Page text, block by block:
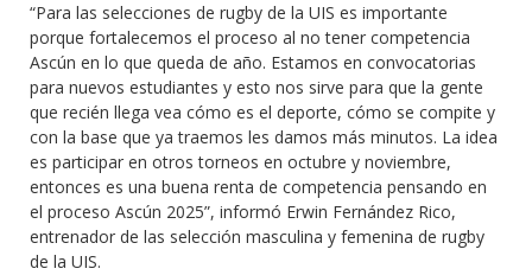
“Para las selecciones de rugby de la UIS es importante
porque fortalecemos el proceso al no tener competencia
Ascún en lo que queda de año. Estamos en convocatorias
para nuevos estudiantes y esto nos sirve para que la gente
que recién llega vea cómo es el deporte, cómo se compite y
con la base que ya traemos les damos más minutos. La idea
es participar en otros torneos en octubre y noviembre,
entonces es una buena renta de competencia pensando en
el proceso Ascún 2025”, informó Erwin Fernández Rico,
entrenador de las selección masculina y femenina de rugby
de la UIS.